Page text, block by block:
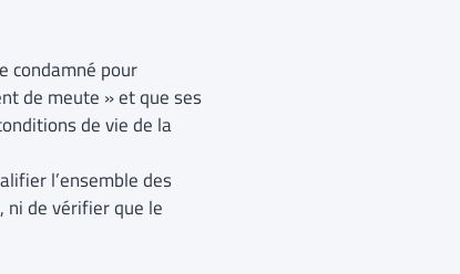
condamné pour
de meute » et que ses
de vie de la
l’ensemble des
ni de vérifier que le